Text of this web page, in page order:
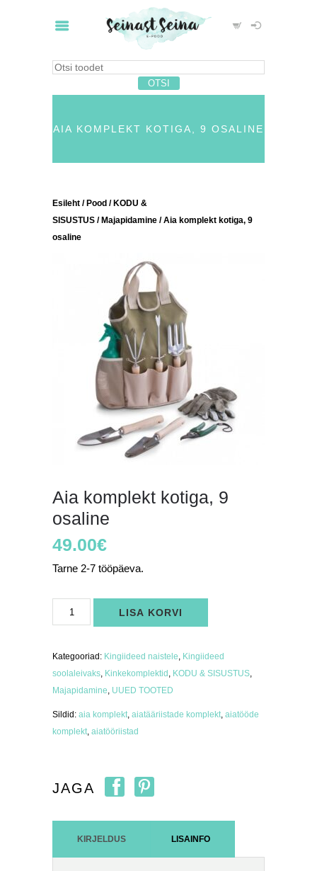
AIA KOMPLEKT KOTIGA, 9 OSALINE
Esileht / Pood / KODU &
SISUSTUS / Majapidamine / Aia komplekt kotiga, 9
osaline
Aia komplekt kotiga, 9
osaline
49.00€
Tarne 2-7 tööpäeva.
komplekt
kotiga,
kogus
LISA KORVI
Kategooriad: Kingiideed naistele, Kingiideed
soolaleivaks, Kinkekomplektid , KODU & SISUSTUS,
Majapidamine, UUED TOOTED
Sildid: aia komplekt, aiatääriistade komplekt, aiatööde
komplekt, aiatööriistad
JAGA
KIRJELDUS LISAINFO